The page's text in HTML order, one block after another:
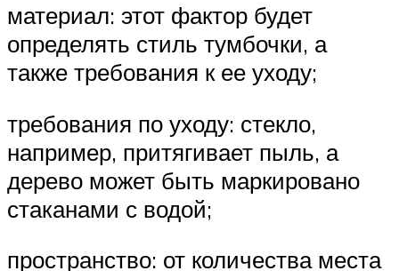
материал: этот фактор будет
определять стиль тумбочки, а
также требования к ее уходу;
требования по уходу: стекло,
например, притягивает пыль, а
дерево может быть маркировано
стаканами с водой;
пространство: от количества места